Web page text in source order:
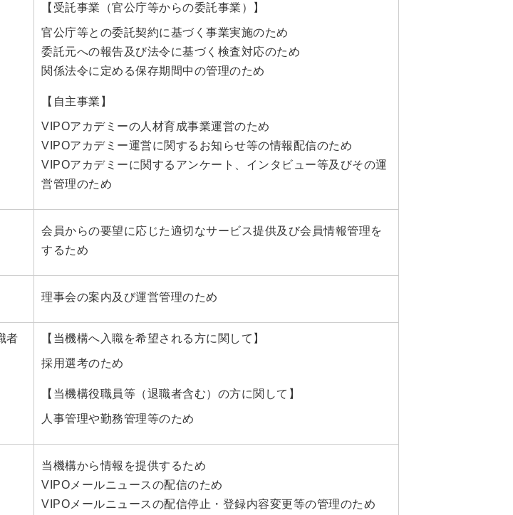
【受託事業（官公庁等からの委託事業）】
官公庁等との委託契約に基づく事業実施のため
委託元への報告及び法令に基づく検査対応のため
関係法令に定める保存期間中の管理のため
【自主事業】
VIPOアカデミーの人材育成事業運営のため
VIPOアカデミー運営に関するお知らせ等の情報配信のため
VIPOアカデミーに関するアンケート、インタビュー等及びその運
営管理のため
会員からの要望に応じた適切なサービス提供及び会員情報管理を
するため
理事会の案内及び運営管理のため
者
【当機構へ入職を希望される方に関して】
採用選考のため
【当機構役職員等（退職者含む）の方に関して】
人事管理や勤務管理等のため
当機構から情報を提供するため
VIPOメールニュースの配信のため
VIPOメールニュースの配信停止・登録内容変更等の管理のため